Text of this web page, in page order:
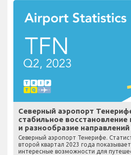
Северный аэропорт
стабильное
и разнообразие
Северный аэропорт Тенерифе.
второй квартал 2023 года
интересные возможности для